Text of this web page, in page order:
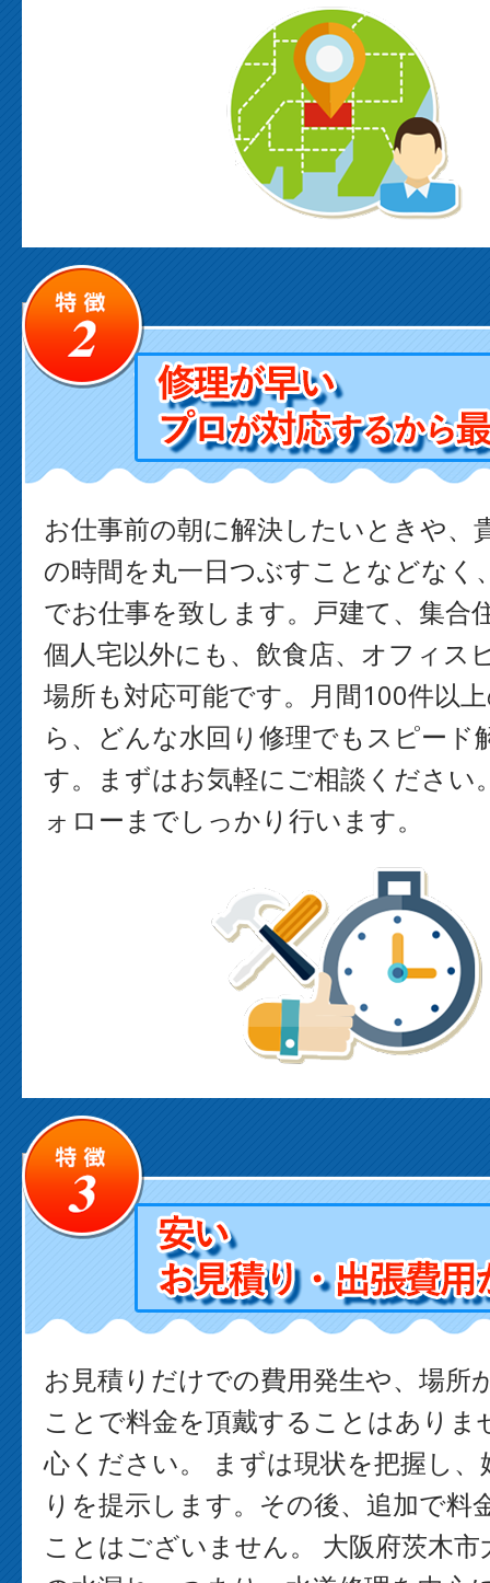
お仕事前の朝に解決したいときや、
の時間を丸一日つぶすことなどなく
でお仕事を致します。戸建て、集合
個人宅以外にも、飲食店、オフィス
場所も対応可能です。月間100件以
ら、どんな水回り修理でもスピード
す。まずはお気軽にご相談ください
ォローまでしっかり行います。
お見積りだけでの費用発生や、場所
ことで料金を頂戴することはありま
心ください。 まずは現状を把握し
りを提示します。その後、追加で料
ことはございません。 大阪府茨木